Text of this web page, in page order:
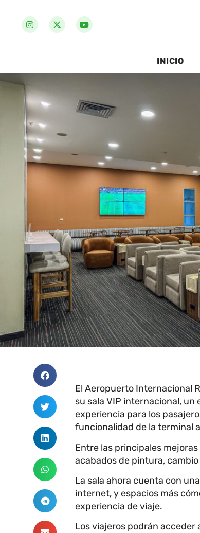
INICIO
El Aeropuerto Internacional
su sala VIP internacional,
experiencia para los
funcionalidad de la terminal
Entre las principales
acabados de pintura,
La sala ahora cuenta con
internet, y espacios más
experiencia de viaje.
Los viajeros podrán acceder